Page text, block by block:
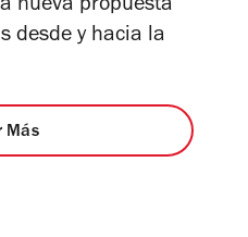
nueva propuesta
desde y hacia la
Más